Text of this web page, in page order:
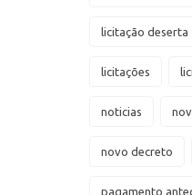
licitação deserta
licitações
noticias
novo decreto
pagamento